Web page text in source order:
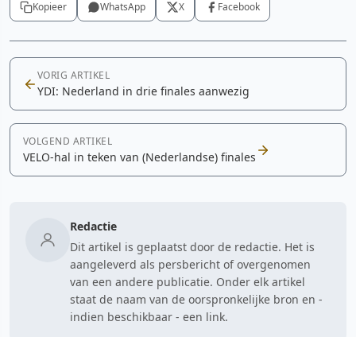
Kopieer WhatsApp X Facebook
VORIG ARTIKEL
YDI: Nederland in drie finales aanwezig
VOLGEND ARTIKEL
VELO-hal in teken van (Nederlandse) finales
Redactie
Dit artikel is geplaatst door de redactie. Het is
aangeleverd als persbericht of overgenomen
van een andere publicatie. Onder elk artikel
staat de naam van de oorspronkelijke bron en -
indien beschikbaar - een link.